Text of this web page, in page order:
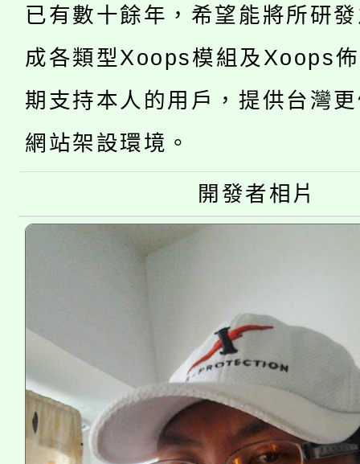
局官網。
8月14至27日，桃園電
開!
115年桃園市運動會8/
田徑場及游泳池舉行。
桃園市低收入戶享有免
視費優惠，中低收入戶
半價優惠，詳情可洽有
者。
大園自造教育及科技中
份教師增能研習
大溪自造教育及科技中
份教師研習
淨零綠生活教案入校路
已有數十餘年，希望能將所研
成各類型Xoops模組及Xoops
期支持本人的用戶，提供台灣
網站架設環境。
開發者相片